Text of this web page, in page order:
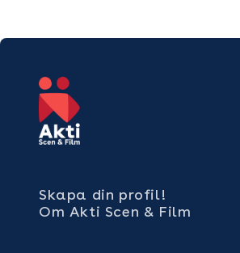
Skapa din profil!
Om Akti Scen & Film